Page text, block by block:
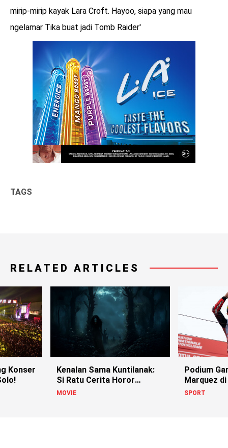
mirip-mirip kayak Lara Croft. Hayoo, siapa yang mau
ngelamar Tika buat jadi Tomb Raider'
TAGS
RELATED ARTICLES
Konser
Kenalan Sama Kuntilanak:
Si Ratu Cerita Horor
Indonesia!
MOVIE
Podium
Marquez
SPORT